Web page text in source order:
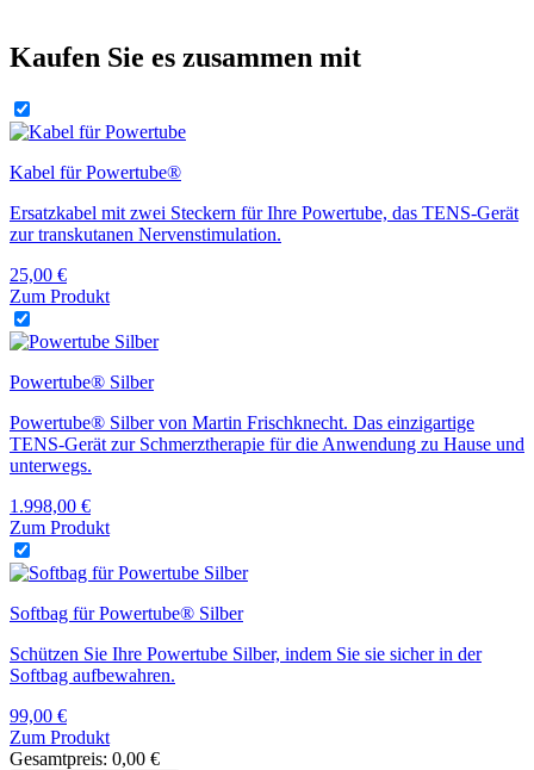
Kaufen Sie es zusammen mit
Kabel für Powertube®
Ersatzkabel mit zwei Steckern für Ihre Powertube, das TENS-Gerät
zur transkutanen Nervenstimulation.
25,00 €
Zum Produkt
Powertube® Silber
Powertube® Silber von Martin Frischknecht. Das einzigartige
TENS-Gerät zur Schmerztherapie für die Anwendung zu Hause und
unterwegs.
1.998,00 €
Zum Produkt
Softbag für Powertube® Silber
Schützen Sie Ihre Powertube Silber, indem Sie sie sicher in der
Softbag aufbewahren.
99,00 €
Zum Produkt
Gesamtpreis: 0,00 €